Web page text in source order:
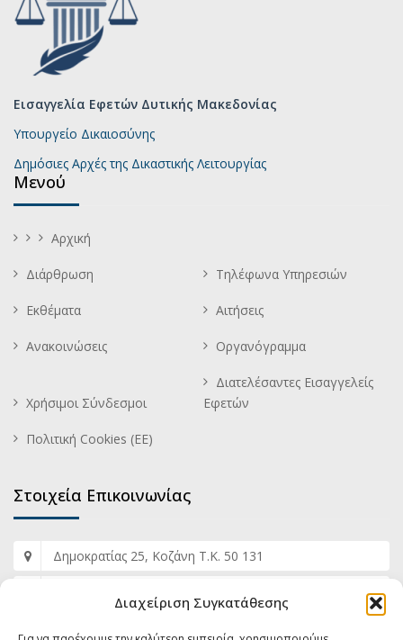
Διαχείριση Συγκατάθεσης
Εισαγγελία Εφετών Δυτικής Μακεδονίας
Υπουργείο Δικαιοσύνης
Δημόσιες Αρχές της Δικαστικής Λειτουργίας
Μενού
Αρχική
Διάρθρωση Τηλέφωνα Υπηρεσιών
Εκθέματα Αιτήσεις
Ανακοινώσεις Οργανόγραμμα
Χρήσιμοι Σύνδεσμοι
Διατελέσαντες Εισαγγελείς
Εφετών
Πολιτική Cookies (ΕΕ)
Στοιχεία Επικοινωνίας
Δημοκρατίας 25, Κοζάνη Τ.Κ. 50 131